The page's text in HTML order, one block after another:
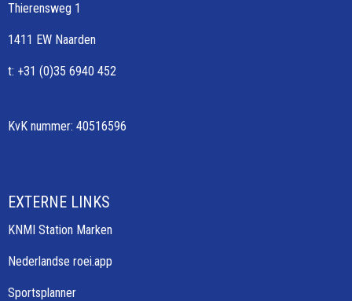
Thierensweg 1
1411 EW Naarden
t: +31 (0)35 6940 452
KvK nummer: 40516596
EXTERNE LINKS
KNMI Station Marken
Nederlandse roei.app
Sportsplanner